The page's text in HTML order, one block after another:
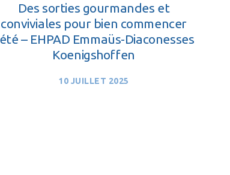
Des sorties gourmandes et
conviviales pour bien commencer
– EHPAD Emmaüs-Diaconesses
Koenigshoffen
10 JUILLET 2025